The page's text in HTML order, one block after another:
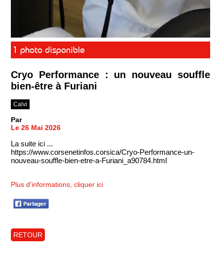
1 photo disponible
Cryo Performance : un nouveau souffle
bien-être à Furiani
Calvi
Par
Le 26 Mai 2026
La suite ici ...
https://www.corsenetinfos.corsica/Cryo-Performance-un-
nouveau-souffle-bien-etre-a-Furiani_a90784.html
Plus d'informations, cliquer ici
RETOUR